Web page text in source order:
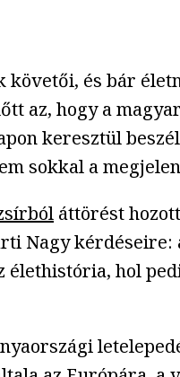
és bár
az, hogy a
keresztül
sokkal a
áttörést
Nagy
élethistória, hol